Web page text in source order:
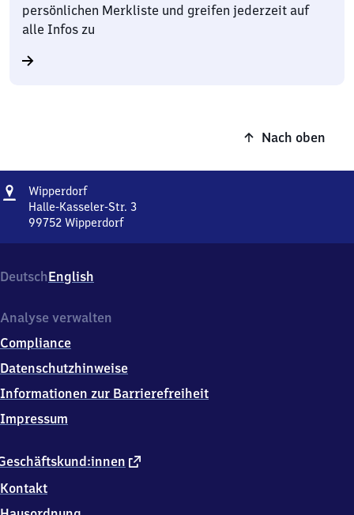
persönlichen Merkliste und greifen jederzeit auf
alle Infos zu
Nach oben
Adresse
WipperdorfWipperdorf
Halle-Kasseler-Str. 3
99752 Wipperdorf
Kasseler-
Str.
9
7
5
Wipperdorf
DeutschEnglish
externer
Kontakt
Analyse verwalten
Compliance
Datenschutzhinweise
Informationen zur Barrierefreiheit
Impressum